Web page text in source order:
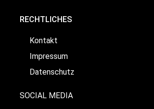
RECHTLICHES
Kontakt
Impressum
Datenschutz
SOCIAL MEDIA